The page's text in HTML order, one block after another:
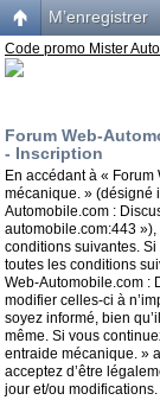
M’enregistrer
Code promo Mister Auto
Forum Web-
- Inscription
En accédant à «
mécanique. » (désigné
Automobile.com :
automobile.com:443
conditions suivantes. Si
toutes les conditions
Web-Automobile.com :
modifier celles-ci à
soyez informé, bien
même. Si vous
entraide mécanique. »
acceptez d’être
jour et/ou modifications.